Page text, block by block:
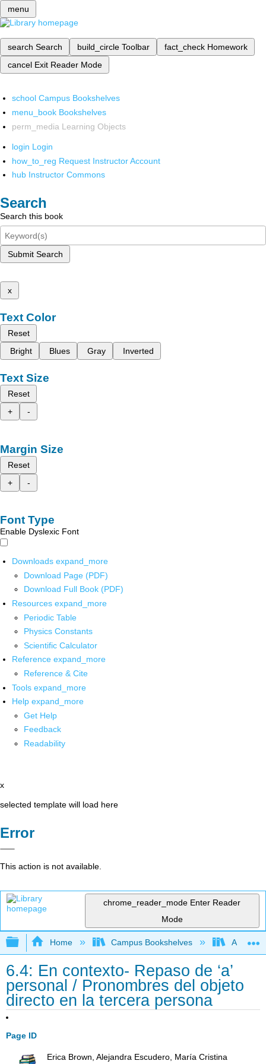
menu
search Search build_circle Toolbar fact_check Homework
cancel Exit Reader Mode
school Campus Bookshelves
menu_book Bookshelves
perm_media Learning Objects
login Login
how_to_reg Request Instructor Account
hub Instructor Commons
Search
Search this book
Submit Search
x
Text Color
Reset
Bright
Blues Gray Inverted
Text Size
Reset
+
-
Margin Size
Reset
+
-
Font Type
Enable Dyslexic Font
Downloads expand_more
Download Page (PDF)
Download Full Book (PDF)
Resources expand_more
Periodic Table
Physics Constants
Scientific Calculator
Reference expand_more
Reference & Cite
Tools expand_more
Help expand_more
Get Help
Feedback
Readability
x
selected template will load here
Error
This action is not available.
chrome_reader_mode Enter Reader
Mode
Expand/collapse global hierarchy
Home Campus Bookshelves
6.4: En contexto- Repaso de ‘a’
personal / Pronombres del objeto
directo en la tercera persona
Page ID
Erica Brown, Alejandra Escudero, María Cristina